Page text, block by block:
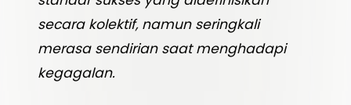
secara kolektif, namun seringkali
merasa sendirian saat menghadapi
kegagalan.